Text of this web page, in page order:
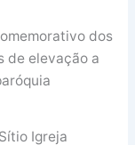
dos
de elevação a
Igreja